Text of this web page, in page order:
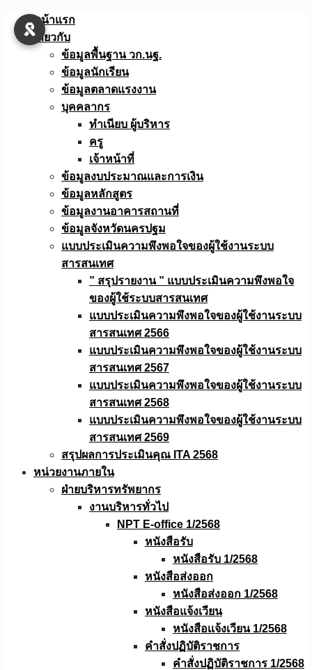
Skip
หน้าแรก
เกี่ยวกับ
ข้อมูลพื้นฐาน วก.นฐ.
ข้อมูลนักเรียน
ข้อมูลตลาดแรงงาน
บุคคลากร
ทำเนียบ ผู้บริหาร
ครู
เจ้าหน้าที่
ข้อมูลงบประมาณเเละการเงิน
ข้อมูลหลักสูตร
ข้อมูลงานอาคารสถานที่
ข้อมูลจังหวัดนครปฐม
แบบประเมินความพึงพอใจของผู้ใช้งานระบบ
สารสนเทศ
” สรุปรายงาน ” แบบประเมินความพึงพอใจ
ของผู้ใช้ระบบสารสนเทศ
แบบประเมินความพึงพอใจของผู้ใช้งานระบบ
สารสนเทศ 2566
แบบประเมินความพึงพอใจของผู้ใช้งานระบบ
สารสนเทศ 2567
แบบประเมินความพึงพอใจของผู้ใช้งานระบบ
สารสนเทศ 2568
แบบประเมินความพึงพอใจของผู้ใช้งานระบบ
สารสนเทศ 2569
สรุปผลการประเมินคุณ ITA 2568
หน่วยงานภายใน
ฝ่ายบริหารทรัพยากร
งานบริหารทั่วไป
NPT E-office 1/2568
หนังสือรับ
หนังสือรับ 1/2568
หนังสือส่งออก
หนังสือส่งออก 1/2568
หนังสือแจ้งเวียน
หนังสือเเจ้งเวียน 1/2568
คำสั่งปฏิบัติราชการ
คำสั่งปฏิบัติราชการ 1/2568